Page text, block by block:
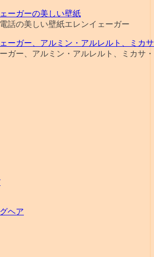
話の美しい壁紙エレンイェーガー
ガー、アルミン・アルレルト、ミカサ